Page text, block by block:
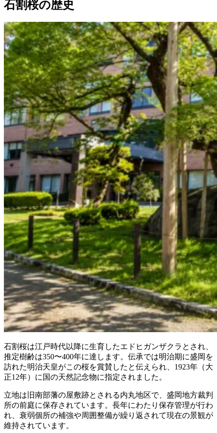
石割桜の歴史
石割桜は江戸時代以降に生育したエドヒガンザクラとされ、
推定樹齢は350〜400年に達します。伝承では明治期に盛岡を
訪れた明治天皇がこの桜を賞賛したと伝えられ、1923年（大
正12年）に国の天然記念物に指定されました。
立地は旧南部藩の屋敷跡とされる内丸地区で、盛岡地方裁判
所の前庭に保存されています。長年にわたり保存管理が行わ
れ、衰弱個所の補強や周囲整備が繰り返されて現在の景観が
維持されています。